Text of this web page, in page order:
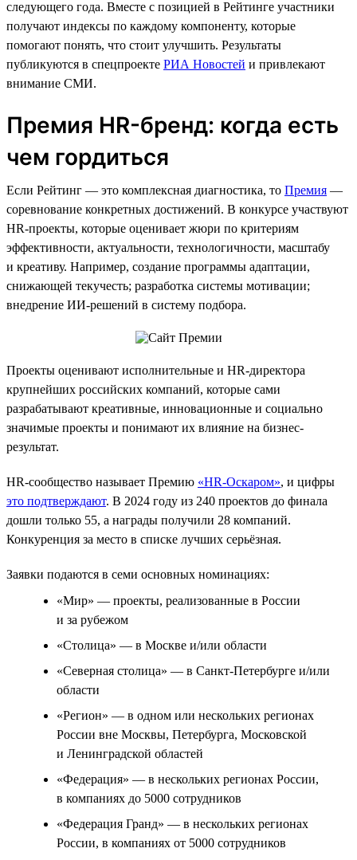
следующего года. Вместе с позицией в Рейтинге участники
получают индексы по каждому компоненту, которые
помогают понять, что стоит улучшить. Результаты
публикуются в спецпроекте РИА Новостей и привлекают
внимание СМИ.
Премия HR-бренд: когда есть
чем гордиться
Если Рейтинг — это комплексная диагностика, то Премия —
соревнование конкретных достижений. В конкурсе участвуют
HR-проекты, которые оценивает жюри по критериям
эффективности, актуальности, технологичности, масштабу
и креативу. Например, создание программы адаптации,
снижающей текучесть; разработка системы мотивации;
внедрение ИИ-решений в систему подбора.
Проекты оценивают исполнительные и HR-директора
крупнейших российских компаний, которые сами
разрабатывают креативные, инновационные и социально
значимые проекты и понимают их влияние на бизнес-
результат.
HR-сообщество называет Премию «HR-Оскаром», и цифры
это подтверждают. В 2024 году из 240 проектов до финала
дошли только 55, а награды получили 28 компаний.
Конкуренция за место в списке лучших серьёзная.
Заявки подаются в семи основных номинациях:
«Мир» — проекты, реализованные в России
и за рубежом
«Столица» — в Москве и/или области
«Северная столица» — в Санкт-Петербурге и/или
области
«Регион» — в одном или нескольких регионах
России вне Москвы, Петербурга, Московской
и Ленинградской областей
«Федерация» — в нескольких регионах России,
в компаниях до 5000 сотрудников
«Федерация Гранд» — в нескольких регионах
России, в компаниях от 5000 сотрудников